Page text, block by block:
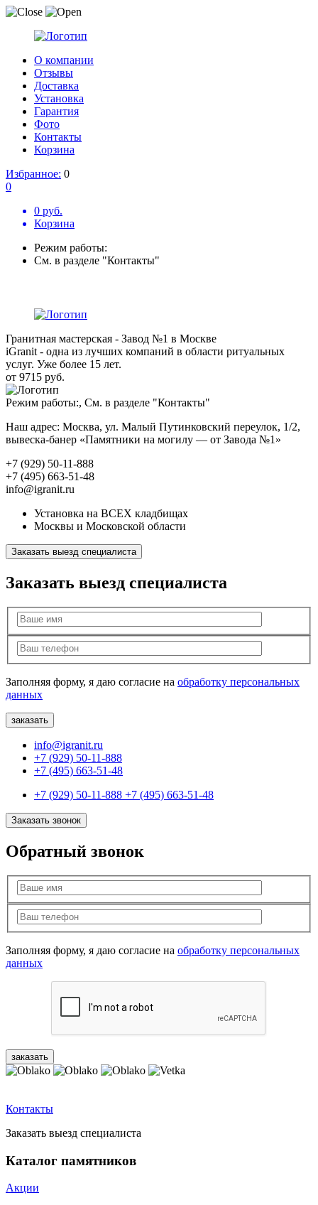
О компании
Отзывы
Доставка
Установка
Гарантия
Фото
Контакты
Корзина
Избранное: 0
0
0 руб.
Корзина
Режим работы:
См. в разделе "Контакты"
Гранитная мастерская - Завод №1 в Москве
iGranit - одна из лучших компаний в области ритуальных
услуг. Уже более 15 лет.
от 9715 руб.
Режим работы:, См. в разделе "Контакты"
Наш адрес: Москва, ул. Малый Путинковский переулок, 1/2,
вывеска-банер «Памятники на могилу — от Завода №1»
+7 (929) 50-11-888
+7 (495) 663-51-48
info@igranit.ru
Установка на ВСЕХ кладбищах
Москвы и Московской области
Заказать выезд специалиста
Заказать выезд специалиста
Заполняя форму, я даю согласие на обработку персональных
данных
info@igranit.ru
+7 (929) 50-11-888
+7 (495) 663-51-48
+7 (929) 50-11-888 +7 (495) 663-51-48
Заказать звонок
Обратный звонок
Заполняя форму, я даю согласие на обработку персональных
данных
Контакты
Заказать выезд специалиста
Каталог памятников
Акции